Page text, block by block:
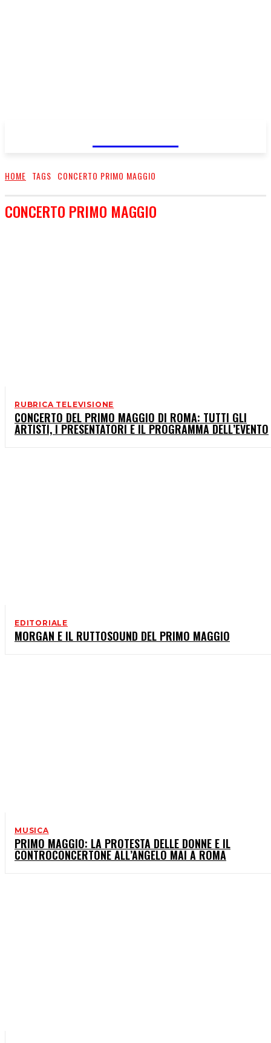
HOME TAGS CONCERTO PRIMO MAGGIO
CONCERTO PRIMO MAGGIO
RUBRICA TELEVISIONE
CONCERTO DEL PRIMO MAGGIO DI ROMA: TUTTI GLI
ARTISTI, I PRESENTATORI E IL PROGRAMMA DELL’EVENTO
EDITORIALE
MORGAN E IL RUTTOSOUND DEL PRIMO MAGGIO
MUSICA
PRIMO MAGGIO: LA PROTESTA DELLE DONNE E IL
CONTROCONCERTONE ALL’ANGELO MAI A ROMA